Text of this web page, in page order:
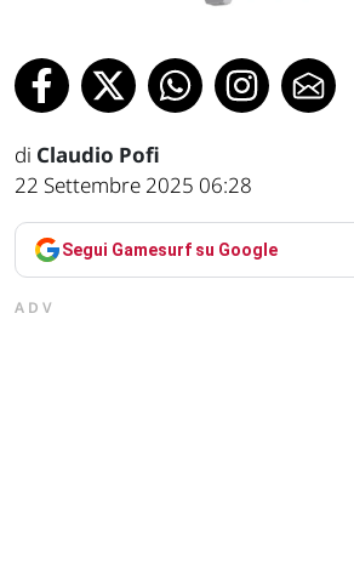
di Claudio Pofi
22 Settembre 2025 06:28
Segui Gamesurf su Google
ADV